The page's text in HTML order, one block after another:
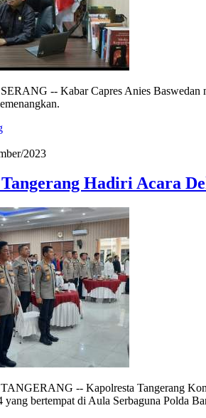
-- Kabar Capres Anies
2023
Hadiri Acara
-- Kapolresta Tangerang
yang bertempat di Aula Serbaguna Polda